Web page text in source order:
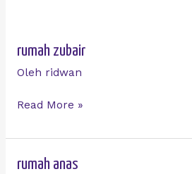
Konsultasi
rumah zubair
Oleh ridwan
rumah
Read More »
rumah anas
rumah